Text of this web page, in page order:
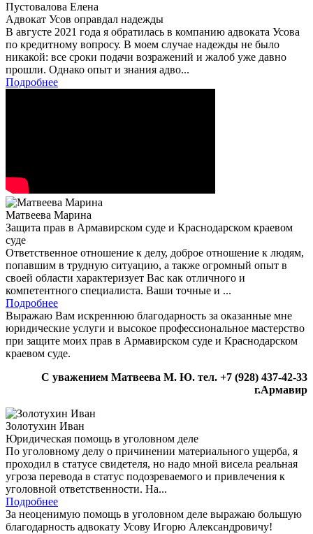
Пустовалова Елена
Адвокат Усов оправдал надежды
В августе 2021 года я обратилась в компанию адвоката Усова
по кредитному вопросу. В моем случае надежды не было
никакой: все сроки подачи возражений и жалоб уже давно
прошли. Однако опыт и знания адво...
Подробнее
Матвеева Марина
Защита прав в Армавирском суде и Краснодарском краевом
суде
Ответственное отношение к делу, доброе отношение к людям,
попавшим в трудную ситуацию, а также огромный опыт в
своей области характеризует Вас как отличного и
компетентного специалиста. Ваши точные и ...
Подробнее
Выражаю Вам искреннюю благодарность за оказанные мне
юридические услуги и высокое профессиональное мастерство
при защите моих прав в Армавирском суде и Краснодарском
краевом суде.
С уважением Матвеева М. Ю. тел. +7 (928) 437-42-33
г.Армавир
Золотухин Иван
Юридическая помощь в уголовном деле
По уголовному делу о причинении материального ущерба, я
проходил в статусе свидетеля, но надо мной висела реальная
угроза перевода в статус подозреваемого и привлечения к
уголовной ответственности. На...
Подробнее
За неоценимую помощь в уголовном деле выражаю большую
благодарность адвокату Усову Игорю Александровичу!